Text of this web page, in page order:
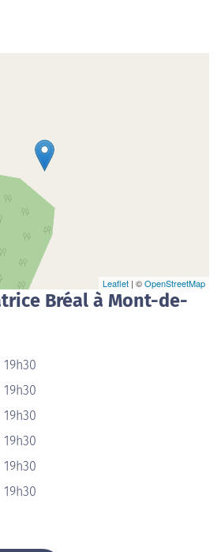
Leaflet | ©OpenStreetMap
Bréal à Mont-de-